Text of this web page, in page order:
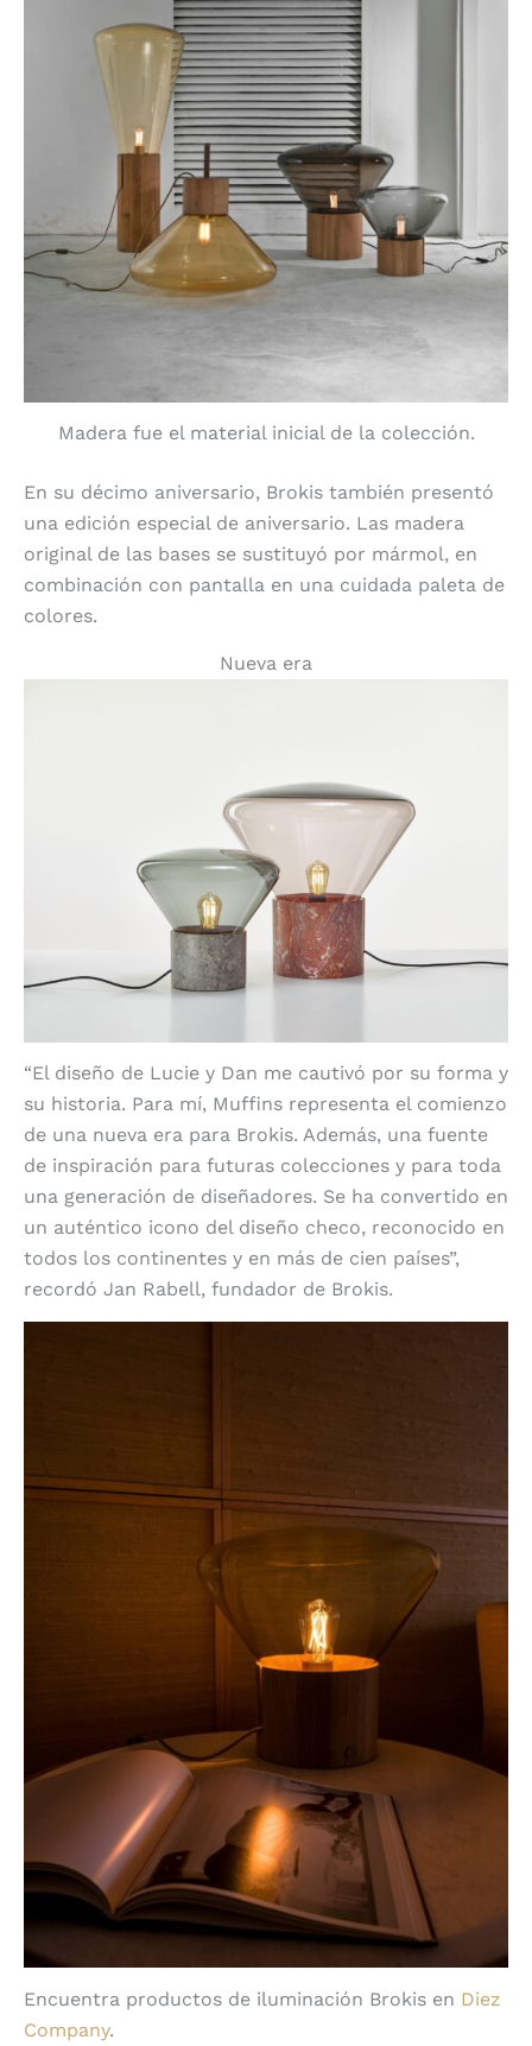
Madera fue el material inicial de la colección.
En su décimo aniversario, Brokis también presentó
una edición especial de aniversario. Las madera
original de las bases se sustituyó por mármol, en
combinación con pantalla en una cuidada paleta de
colores.
Nueva era
“El diseño de Lucie y Dan me cautivó por su forma y
su historia. Para mí, Muffins representa el comienzo
de una nueva era para Brokis. Además, una fuente
de inspiración para futuras colecciones y para toda
una generación de diseñadores. Se ha convertido en
un auténtico icono del diseño checo, reconocido en
todos los continentes y en más de cien países”,
recordó Jan Rabell, fundador de Brokis.
Encuentra productos de iluminación Brokis en Diez
Company.